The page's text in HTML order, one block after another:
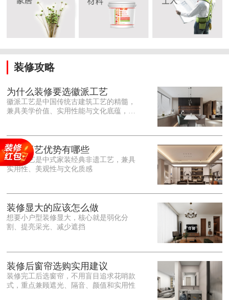
装修攻略
为什么装修要选徽派工艺
徽派工艺是中国传统古建筑工艺的精髓，
兼具美学价值、实用性能与文化底蕴，优
雕细琢的砖、木、石雕为特色，线条古朴
大气，意境悠远，自带东方中式雅致韵
味，耐看且不易过时。<o:p></o:p> 在工
艺品质上，徽派工艺遵循古法匠心工序，
保耐用，抗风化、耐腐蚀，使用
徽派工艺优势有哪些
徽派工艺是中式家装经典非遗工艺，兼具
实用性、美观性与文化质感
装修显大的应该怎么做
想要小户型装修显大，核心就是弱化分
割、提亮采光、减少遮挡
装修后窗帘选购实用建议
装修完工后选窗帘，不用盲目追求花哨款
式，重点兼顾遮光、隔音、颜值和实用性